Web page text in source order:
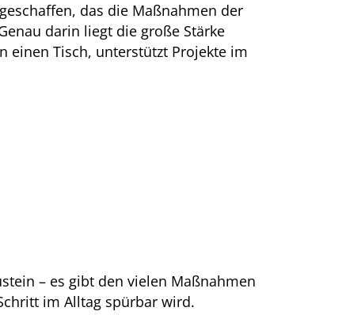
das die Maßnahmen der
darin liegt die große Stärke
einen Tisch, unterstützt Projekte im
– es gibt den vielen Maßnahmen
im Alltag spürbar wird.